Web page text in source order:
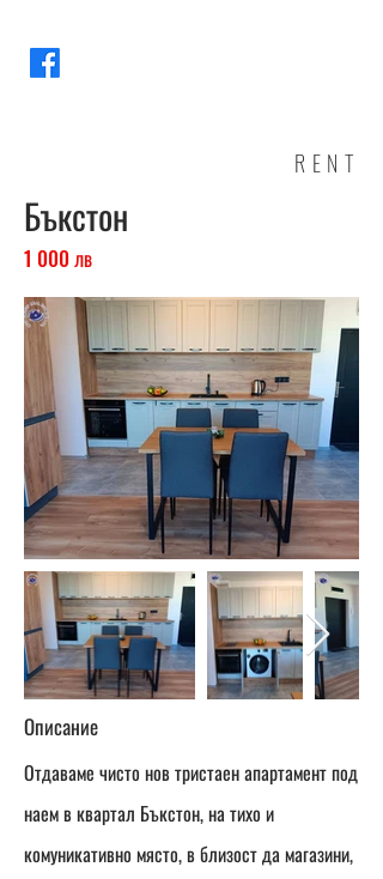
RENT
Бъкстон
1 000 лв
Описание
Отдаваме чисто нов тристаен апартамент под
наем в квартал Бъкстон, на тихо и
комуникативно място, в близост да магазини,